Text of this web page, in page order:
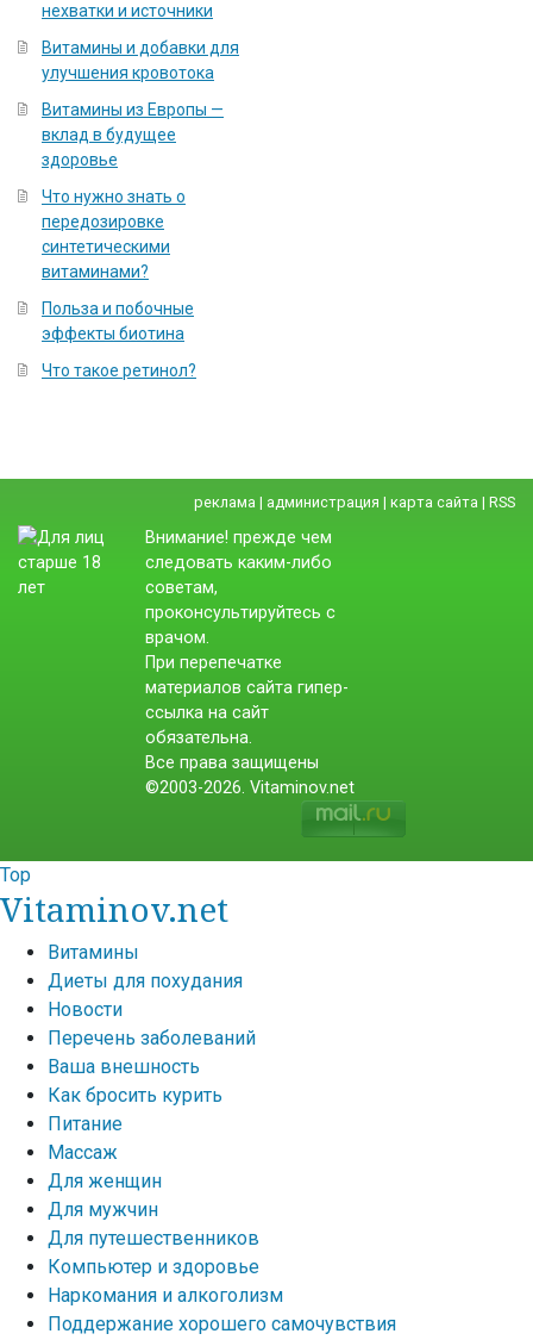
нехватки и источники
Витамины и добавки для
улучшения кровотока
Витамины из Европы —
вклад в будущее
здоровье
Что нужно знать о
передозировке
синтетическими
витаминами?
Польза и побочные
эффекты биотина
Что такое ретинол?
реклама | администрация | карта сайта | RSS
Внимание! прежде чем
следовать каким-либо
советам,
проконсультируйтесь с
врачом.
При перепечатке
материалов сайта гипер-
ссылка на сайт
обязательна.
Все права защищены
©2003-2026. Vitaminov.net
Top
Vitaminov.net
Витамины
Диеты для похудания
Новости
Перечень заболеваний
Ваша внешность
Как бросить курить
Питание
Массаж
Для женщин
Для мужчин
Для путешественников
Компьютер и здоровье
Наркомания и алкоголизм
Поддержание хорошего самочувствия